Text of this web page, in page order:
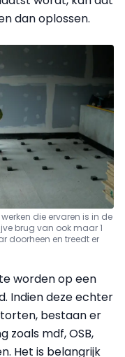
dan oplossen.
die ervaren is in de
brug van ook maar 1
doorheen en treedt er
worden op een
Indien deze echter
bestaan er
zoals mdf, OSB,
Het is belangrijk